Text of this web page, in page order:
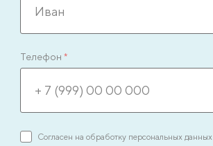
Телефон *
Согласен на обработку персональных